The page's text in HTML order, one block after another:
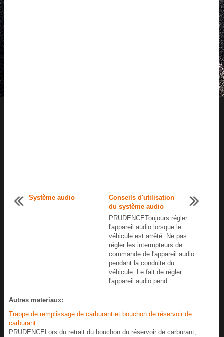
Système audio
...
Conseils d'utilisation
du système audio
PRUDENCEToujours régler
l'appareil audio lorsque le
véhicule est arrêté: Ne pas
régler les interrupteurs de
commande de l'appareil audio
pendant la conduite du
véhicule. Le fait de régler
l'appareil audio pend ...
Autres materiaux:
Trappe de remplissage de carburant et bouchon de réservoir de
carburant
PRUDENCELors du retrait du bouchon du réservoir de carburant,